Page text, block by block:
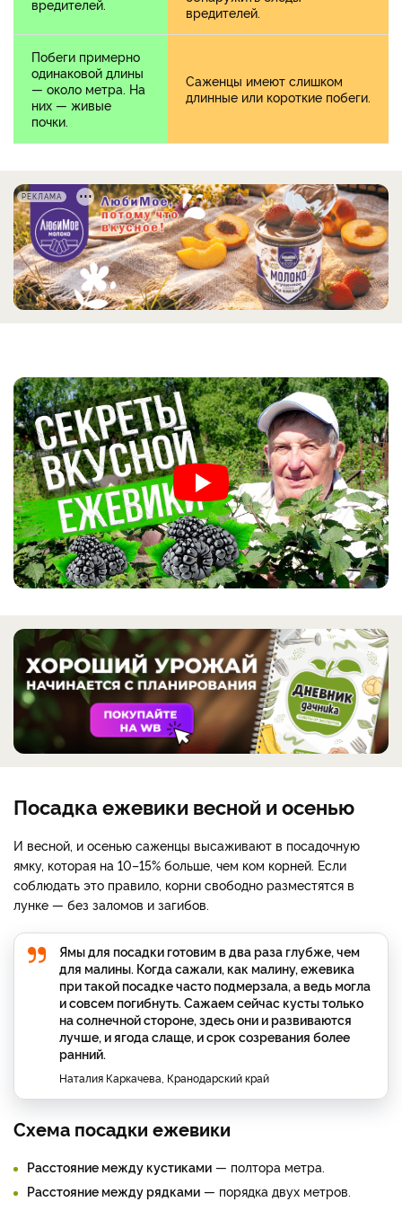
вредителей.
вредителей.
Побеги примерно
одинаковой длины
— около метра. На
них — живые
почки.
Саженцы имеют слишком
длинные или короткие побеги.
РЕКЛАМА
Посадка ежевики весной и осенью
И весной, и осенью саженцы высаживают в посадочную
ямку, которая на 10–15% больше, чем ком корней. Если
соблюдать это правило, корни свободно разместятся в
лунке — без заломов и загибов.
Ямы для посадки готовим в два раза глубже, чем
для малины. Когда сажали, как малину, ежевика
при такой посадке часто подмерзала, а ведь могла
и совсем погибнуть. Сажаем сейчас кусты только
на солнечной стороне, здесь они и развиваются
лучше, и ягода слаще, и срок созревания более
ранний.
Наталия Каркачева, Кранодарский край
Схема посадки ежевики
Расстояние между кустиками — полтора метра.
Расстояние между рядками — порядка двух метров.